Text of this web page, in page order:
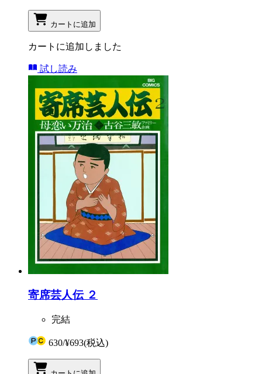
カートに追加
カートに追加しました
試し読み
寄席芸人伝 ２
完結
630/¥693(税込)